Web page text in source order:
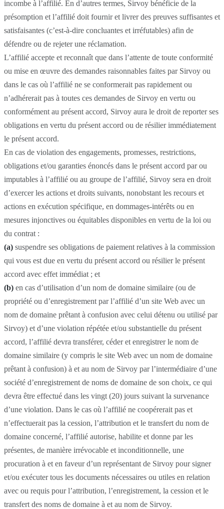
incombe à l’affilié. En d’autres termes, Sirvoy bénéficie de la
présomption et l’affilié doit fournir et livrer des preuves suffisantes et
satisfaisantes (c’est-à-dire concluantes et irréfutables) afin de
défendre ou de rejeter une réclamation.
L’affilié accepte et reconnaît que dans l’attente de toute conformité
ou mise en œuvre des demandes raisonnables faites par Sirvoy ou
dans le cas où l’affilié ne se conformerait pas rapidement ou
n’adhérerait pas à toutes ces demandes de Sirvoy en vertu ou
conformément au présent accord, Sirvoy aura le droit de reporter ses
obligations en vertu du présent accord ou de résilier immédiatement
le présent accord.
En cas de violation des engagements, promesses, restrictions,
obligations et/ou garanties énoncés dans le présent accord par ou
imputables à l’affilié ou au groupe de l’affilié, Sirvoy sera en droit
d’exercer les actions et droits suivants, nonobstant les recours et
actions en exécution spécifique, en dommages-intérêts ou en
mesures injonctives ou équitables disponibles en vertu de la loi ou
du contrat :
(a) suspendre ses obligations de paiement relatives à la commission
qui vous est due en vertu du présent accord ou résilier le présent
accord avec effet immédiat ; et
(b) en cas d’utilisation d’un nom de domaine similaire (ou de
propriété ou d’enregistrement par l’affilié d’un site Web avec un
nom de domaine prêtant à confusion avec celui détenu ou utilisé par
Sirvoy) et d’une violation répétée et/ou substantielle du présent
accord, l’affilié devra transférer, céder et enregistrer le nom de
domaine similaire (y compris le site Web avec un nom de domaine
prêtant à confusion) à et au nom de Sirvoy par l’intermédiaire d’une
société d’enregistrement de noms de domaine de son choix, ce qui
devra être effectué dans les vingt (20) jours suivant la survenance
d’une violation. Dans le cas où l’affilié ne coopérerait pas et
n’effectuerait pas la cession, l’attribution et le transfert du nom de
domaine concerné, l’affilié autorise, habilite et donne par les
présentes, de manière irrévocable et inconditionnelle, une
procuration à et en faveur d’un représentant de Sirvoy pour signer
et/ou exécuter tous les documents nécessaires ou utiles en relation
avec ou requis pour l’attribution, l’enregistrement, la cession et le
transfert des noms de domaine à et au nom de Sirvoy.